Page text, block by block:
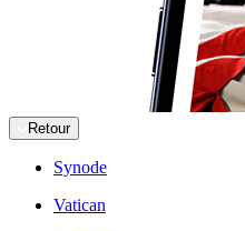
Retour
Synode
Vatican